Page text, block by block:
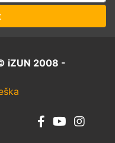
iZUN 2008 -